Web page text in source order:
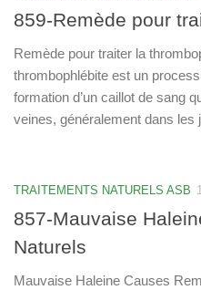
859-Remède pour
Remède pour traiter la
thrombophlébite est un
formation d’un caillot de sang
veines, généralement dans les
TRAITEMENTS NATURELS ASB
857-Mauvaise
Naturels
Mauvaise Haleine Causes